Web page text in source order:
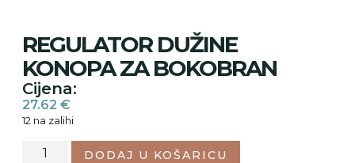
REGULATOR DUŽINE
KONOPA ZA BOKOBRAN
Cijena:
27.62 €
12 na zalihi
DODAJ U KOŠARICU